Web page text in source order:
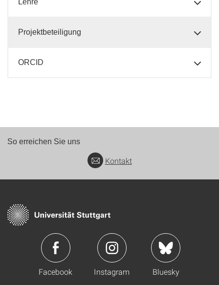
Projektbeteiligung
ORCID
So erreichen Sie uns
Kontakt
Facebook Instagram Bluesky